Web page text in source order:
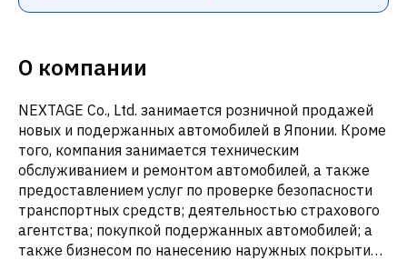
О компании
NEXTAGE Co., Ltd. занимается розничной продажей
новых и подержанных автомобилей в Японии. Кроме
того, компания занимается техническим
обслуживанием и ремонтом автомобилей, а также
предоставлением услуг по проверке безопасности
транспортных средств; деятельностью страхового
агентства; покупкой подержанных автомобилей; а
также бизнесом по нанесению наружных покрытий